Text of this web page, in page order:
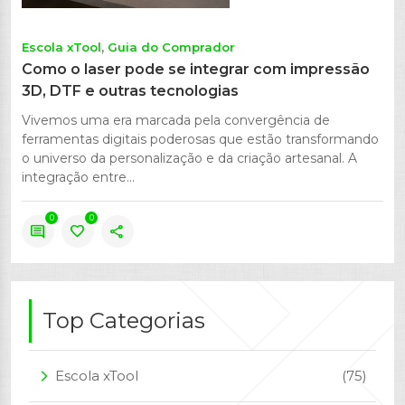
Escola xTool Guia do Comprador
Como o laser pode se integrar com impressão
3D, DTF e outras tecnologias
Vivemos uma era marcada pela convergência de
ferramentas digitais poderosas que estão transformando
o universo da personalização e da criação artesanal. A
integração entre...
comment
0
favorite
0
share
Top Categorias
arrow_forward_ios Escola xTool (75)